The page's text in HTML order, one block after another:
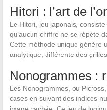
Hitori : l’art de
Le Hitori, jeu japonais,
qu’aucun chiffre ne se répète
Cette méthode unique génère
analytique, différente des
Nonogrammes :
Les Nonogrammes, ou
cases en suivant des indices